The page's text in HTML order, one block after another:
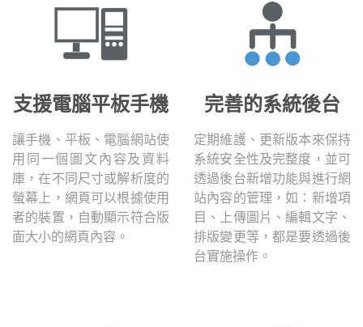
支援電腦平板手機
讓手機、平板、電腦網站使
用同一個圖文內容及資料
庫，在不同尺寸或解析度的
螢幕上，網頁可以根據使用
者的裝置，自動顯示符合版
面大小的網頁內容。
完善的系統後台
定期維護、更新版本來保持
系統安全性及完整度，並可
透過後台新增功能與進行網
站內容的管理，如：新增項
目、上傳圖片、編輯文字、
排版變更等，都是要透過後
台實施操作。